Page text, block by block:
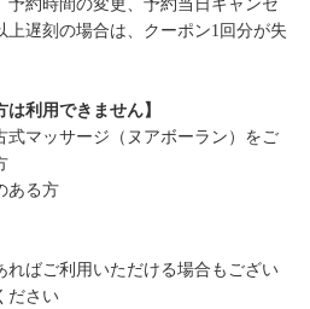
予約時間の変更、予約当日キャンセ
上遅刻の場合は、クーポン1回分が失
は利用できません】
式マッサージ（ヌアボーラン）をご
ある方
ばご利用いただける場合もござい
ださい